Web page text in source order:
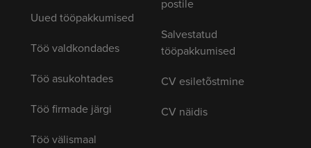
Uued tööpakkumised
Töö valdkondades
Töö asukohtades
Töö firmade järgi
Töö välismaal
postile
Salvestatud
tööpakkumised
CV esiletõstmine
CV näidis